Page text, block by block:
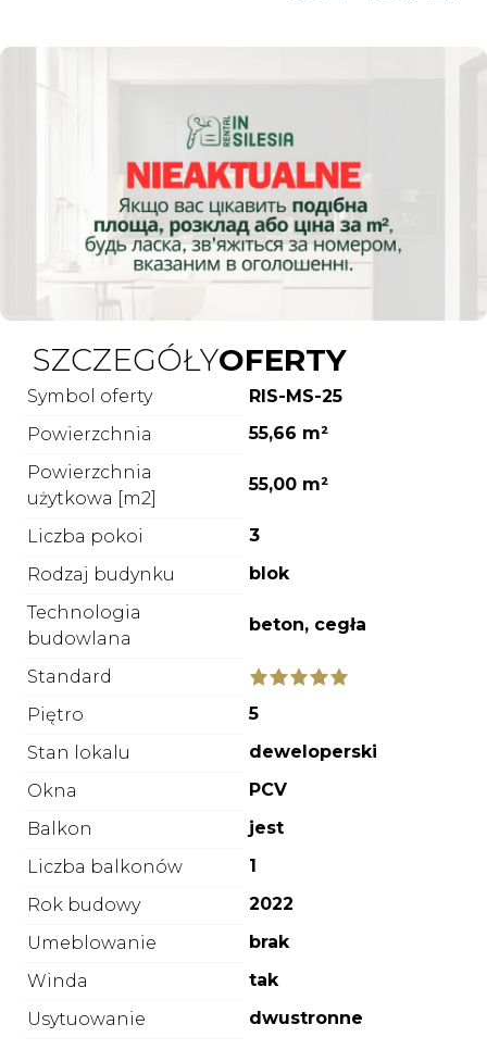
SZCZEGÓŁYOFERTY
Symbol oferty
RIS-MS-25
Powierzchnia
55,66 m²
Powierzchnia
użytkowa [m2]
55,00 m²
Liczba pokoi
3
Rodzaj budynku
blok
Technologia
budowlana
beton, cegła
Standard
Piętro
5
Stan lokalu
deweloperski
Okna
PCV
Balkon
jest
Liczba balkonów
1
Rok budowy
2022
Umeblowanie
brak
Winda
tak
Usytuowanie
dwustronne